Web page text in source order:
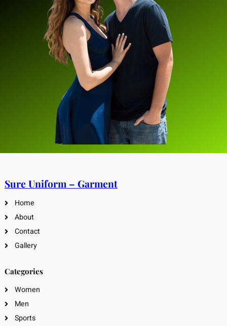
Sure Uniform – Garment
Home
About
Contact
Gallery
Categories
Women
Men
Sports